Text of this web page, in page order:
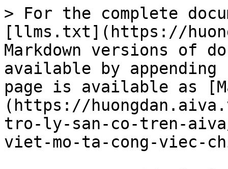
> For the complete
[llms.txt](https://
Markdown versions of
available by
page is available as
(https://
tro-ly-san-co-tren-
viet-mo-ta-cong-viec-